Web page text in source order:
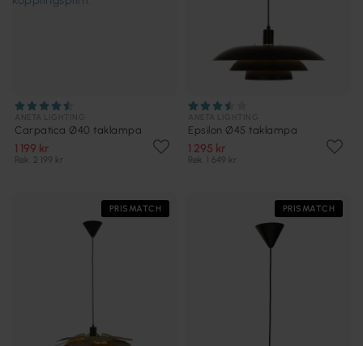
Carpatica Ø40 taklampa
1 199 kr
Rek. 2 199 kr
Epsilon Ø45 taklampa
1 295 kr
Rek. 1 649 kr
PRISMATCH PRISMATCH